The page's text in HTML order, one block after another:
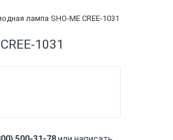
лампа SHO-ME CREE-1031
1031